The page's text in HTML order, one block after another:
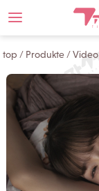
top / Produkte /Video